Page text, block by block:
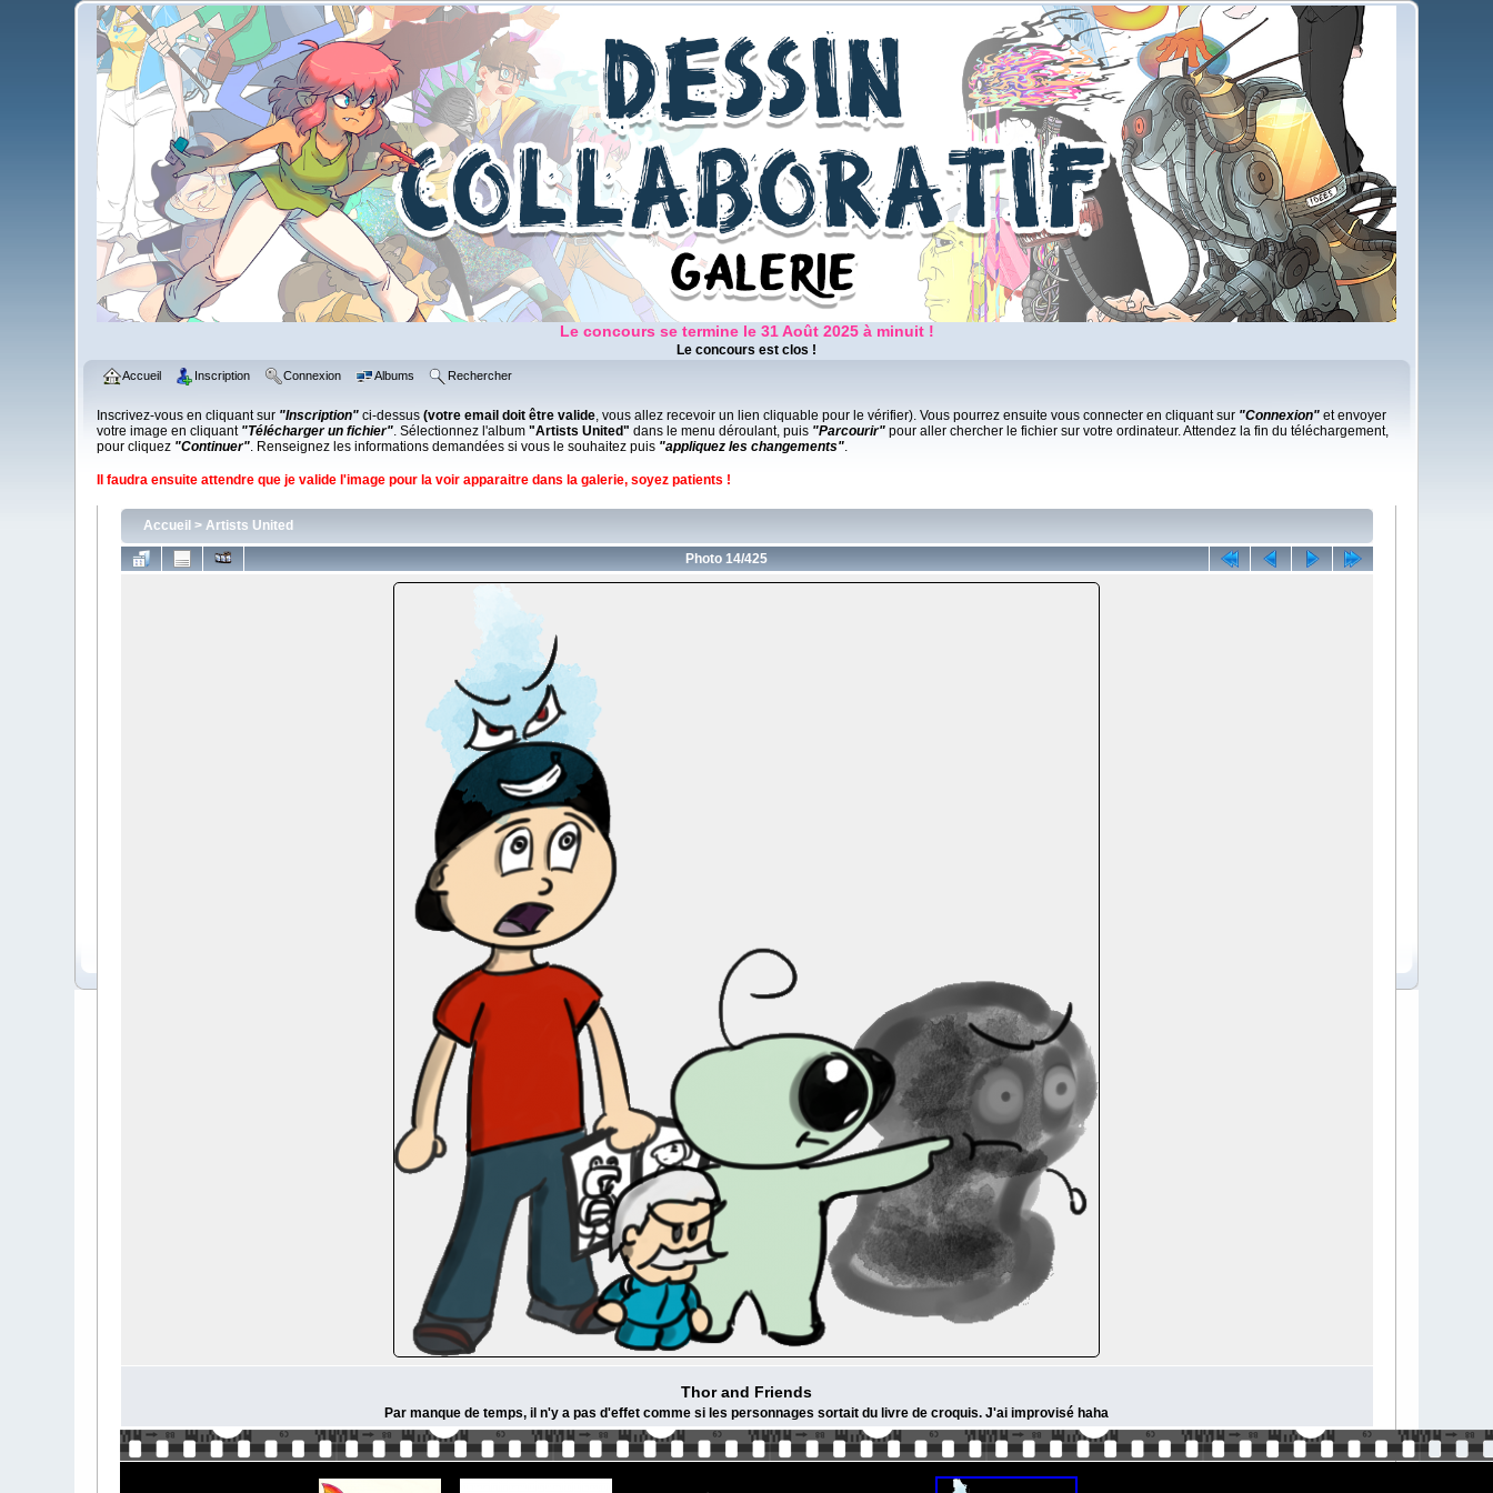
Le concours se termine le 31 Août 2025 à minuit !
Le concours est clos !
Accueil Inscription Connexion Albums Rechercher
Inscrivez-vous en cliquant sur "Inscription" ci-dessus(votre email doit être valide , vous allez recevoir un lien cliquable pour le vérifier). Vous pourrez ensuite vous connecter en cliquant sur "Connexion" et envoyer
votre image en cliquant "Télécharger un fichier" . Sélectionnez l'album"Artists United" dans le menu déroulant, puis "Parcourir" pour aller chercher le fichier sur votre ordinateur. Attendez la fin du téléchargement,
pour cliquez "Continuer" . Renseignez les informations demandées si vous le souhaitez puis "appliquez les changements"
Il faudra ensuite attendre que je valide l'image pour la voir apparaitre dans la galerie,soyez patients !
Accueil> Artists United
Photo 14/425
Thor and Friends
Par manque de temps, il n'y a pas d'effet comme si les personnages sortait du livre de croquis. J'ai improvisé haha